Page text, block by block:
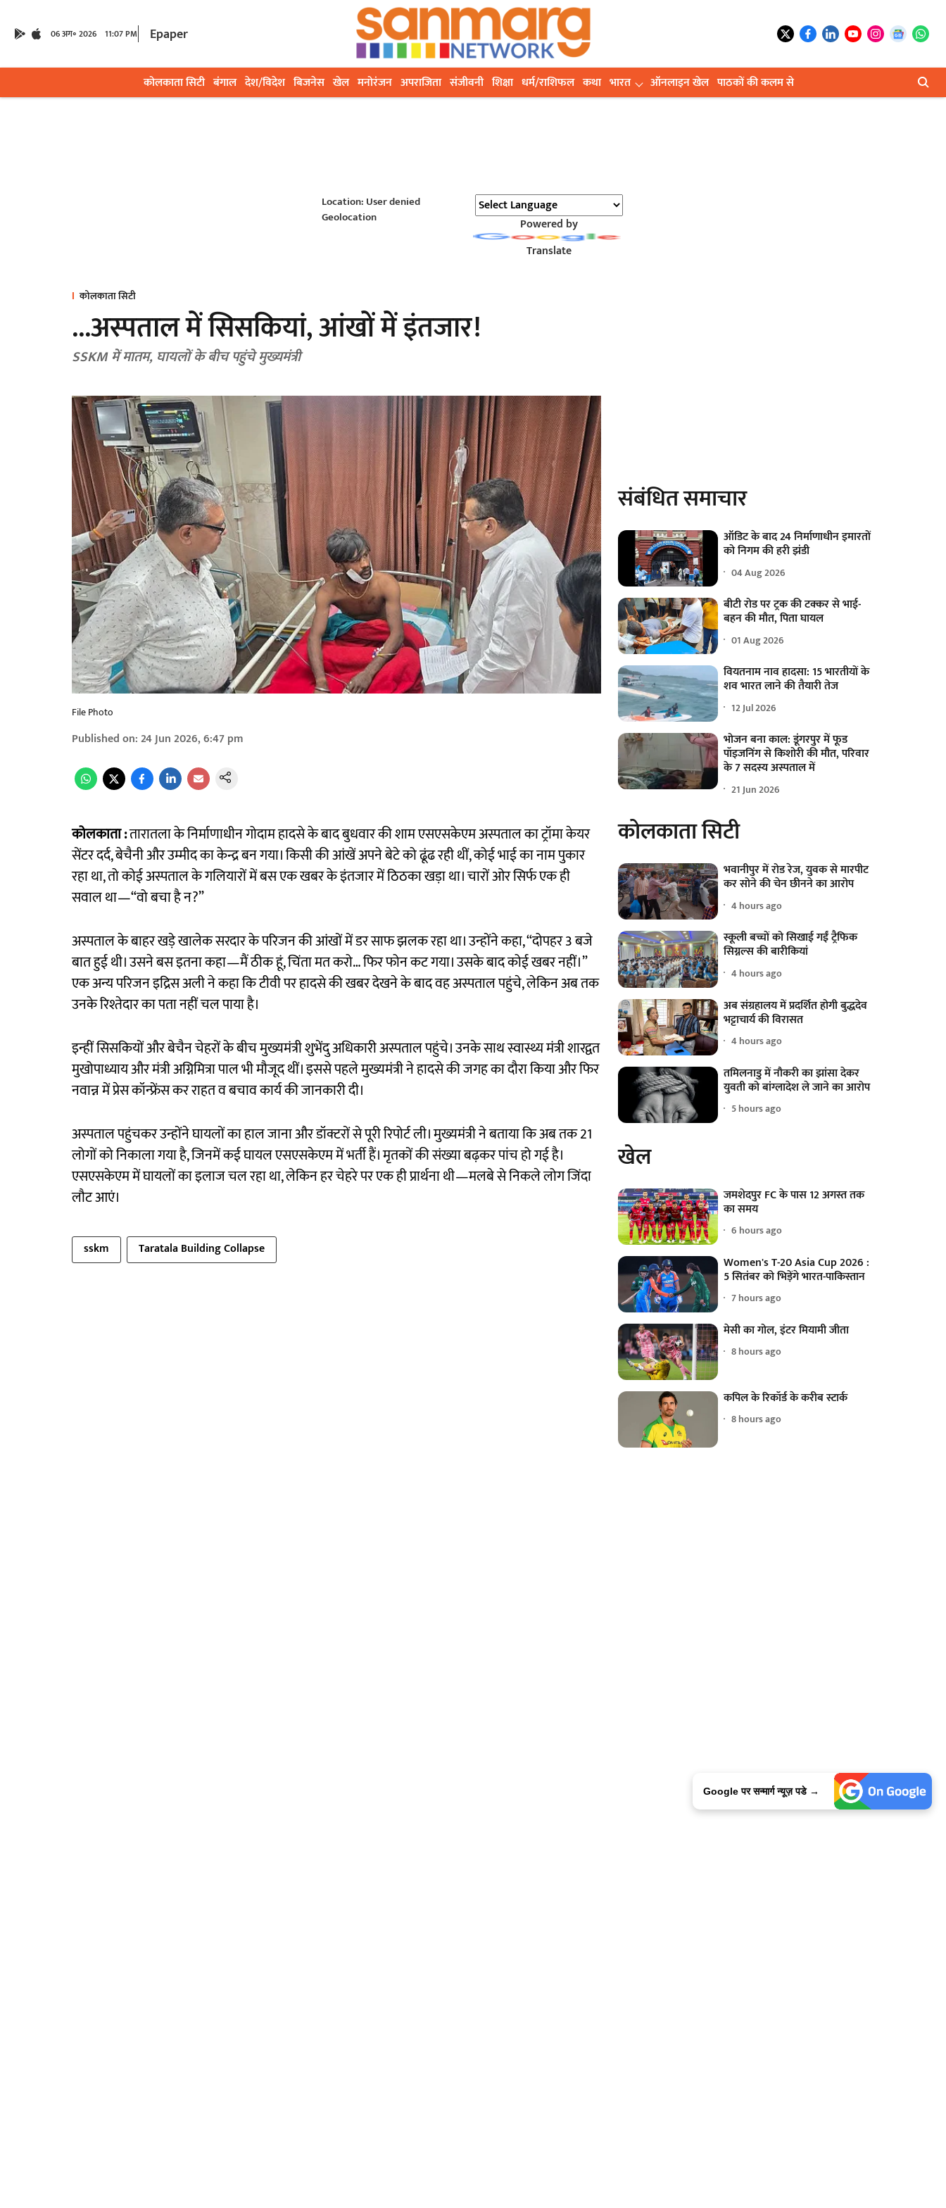
06 अग॰ 2026 11:07 PM Epaper
कोलकाता सिटी बंगाल देश/विदेश बिजनेस खेल मनोरंजन अपराजिता संजीवनी शिक्षा धर्म/राशिफल कथा भारत ऑनलाइन खेल पाठकों की कलम से
Location: User denied
Geolocation
Powered by
Translate
कोलकाता सिटी
...अस्पताल में सिसकियां, आंखों में इंतजार!
SSKM में मातम, घायलों के बीच पहुंचे मुख्यमंत्री
File Photo
Published on:24 Jun 2026, 6:47 pm
कोलकाता :तारातला के निर्माणाधीन गोदाम हादसे के बाद बुधवार की शाम एसएसकेएम अस्पताल का ट्रॉमा केयर
सेंटर दर्द, बेचैनी और उम्मीद का केन्द्र बन गया। किसी की आंखें अपने बेटे को ढूंढ रही थीं, कोई भाई का नाम पुकार
रहा था, तो कोई अस्पताल के गलियारों में बस एक खबर के इंतजार में ठिठका खड़ा था। चारों ओर सिर्फ एक ही
सवाल था—“वो बचा है न?”
अस्पताल के बाहर खड़े खालेक सरदार के परिजन की आंखों में डर साफ झलक रहा था। उन्होंने कहा, “दोपहर 3 बजे
बात हुई थी। उसने बस इतना कहा—मैं ठीक हूं, चिंता मत करो… फिर फोन कट गया। उसके बाद कोई खबर नहीं।”
एक अन्य परिजन इद्रिस अली ने कहा कि टीवी पर हादसे की खबर देखने के बाद वह अस्पताल पहुंचे, लेकिन अब तक
उनके रिश्तेदार का पता नहीं चल पाया है।
इन्हीं सिसकियों और बेचैन चेहरों के बीच मुख्यमंत्री शुभेंदु अधिकारी अस्पताल पहुंचे। उनके साथ स्वास्थ्य मंत्री शारद्वत
मुखोपाध्याय और मंत्री अग्निमित्रा पाल भी मौजूद थीं। इससे पहले मुख्यमंत्री ने हादसे की जगह का दौरा किया और फिर
नवान्न में प्रेस कॉन्फ्रेंस कर राहत व बचाव कार्य की जानकारी दी।
अस्पताल पहुंचकर उन्होंने घायलों का हाल जाना और डॉक्टरों से पूरी रिपोर्ट ली। मुख्यमंत्री ने बताया कि अब तक 21
लोगों को निकाला गया है, जिनमें कई घायल एसएसकेएम में भर्ती हैं। मृतकों की संख्या बढ़कर पांच हो गई है।
एसएसकेएम में घायलों का इलाज चल रहा था, लेकिन हर चेहरे पर एक ही प्रार्थना थी—मलबे से निकले लोग जिंदा
लौट आएं।
sskm Taratala Building Collapse
संबंधित समाचार
ऑडिट के बाद 24 निर्माणाधीन इमारतों
को निगम की हरी झंडी
04 Aug 2026
बीटी रोड पर ट्रक की टक्कर से भाई-
बहन की मौत, पिता घायल
01 Aug 2026
वियतनाम नाव हादसा: 15 भारतीयों के
शव भारत लाने की तैयारी तेज
12 Jul 2026
भोजन बना काल: डूंगरपुर में फूड
पॉइजनिंग से किशोरी की मौत, परिवार
के 7 सदस्य अस्पताल में
21 Jun 2026
कोलकाता सिटी
भवानीपुर में रोड रेज, युवक से मारपीट
कर सोने की चेन छीनने का आरोप
4 hours ago
स्कूली बच्चों को सिखाई गईं ट्रैफिक
सिग्नल्स की बारीकियां
4 hours ago
अब संग्रहालय में प्रदर्शित होगी बुद्धदेव
भट्टाचार्य की विरासत
4 hours ago
तमिलनाडु में नौकरी का झांसा देकर
युवती को बांग्लादेश ले जाने का आरोप
5 hours ago
खेल
जमशेदपुर FC के पास 12 अगस्त तक
का समय
6 hours ago
Women's T-20 Asia Cup 2026 :
5 सितंबर को भिड़ेंगे भारत-पाकिस्तान
7 hours ago
मेसी का गोल, इंटर मियामी जीता
8 hours ago
कपिल के रिकॉर्ड के करीब स्टार्क
8 hours ago
Google पर सन्मार्ग न्यूज़ पडे →